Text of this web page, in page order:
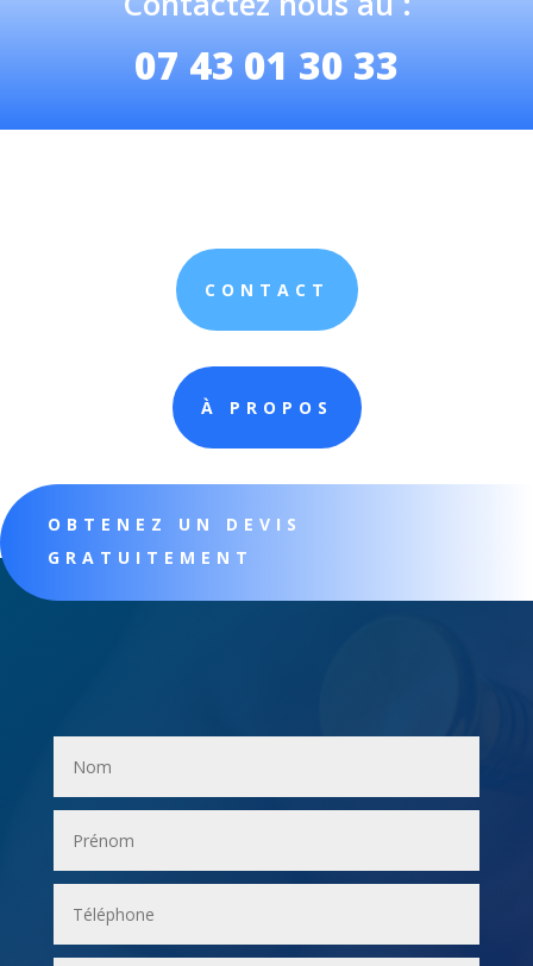
07 43 01 30 33
CONTACT
À PROPOS
OBTENEZ UN DEVIS
GRATUITEMENT